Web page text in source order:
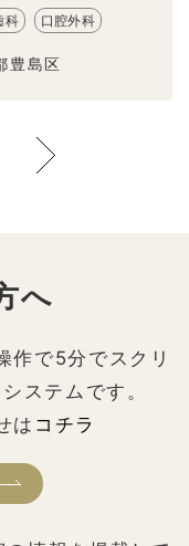
科 口腔外科
豊島区
へ
作で5分でスクリ
ステムです。
は コチラ